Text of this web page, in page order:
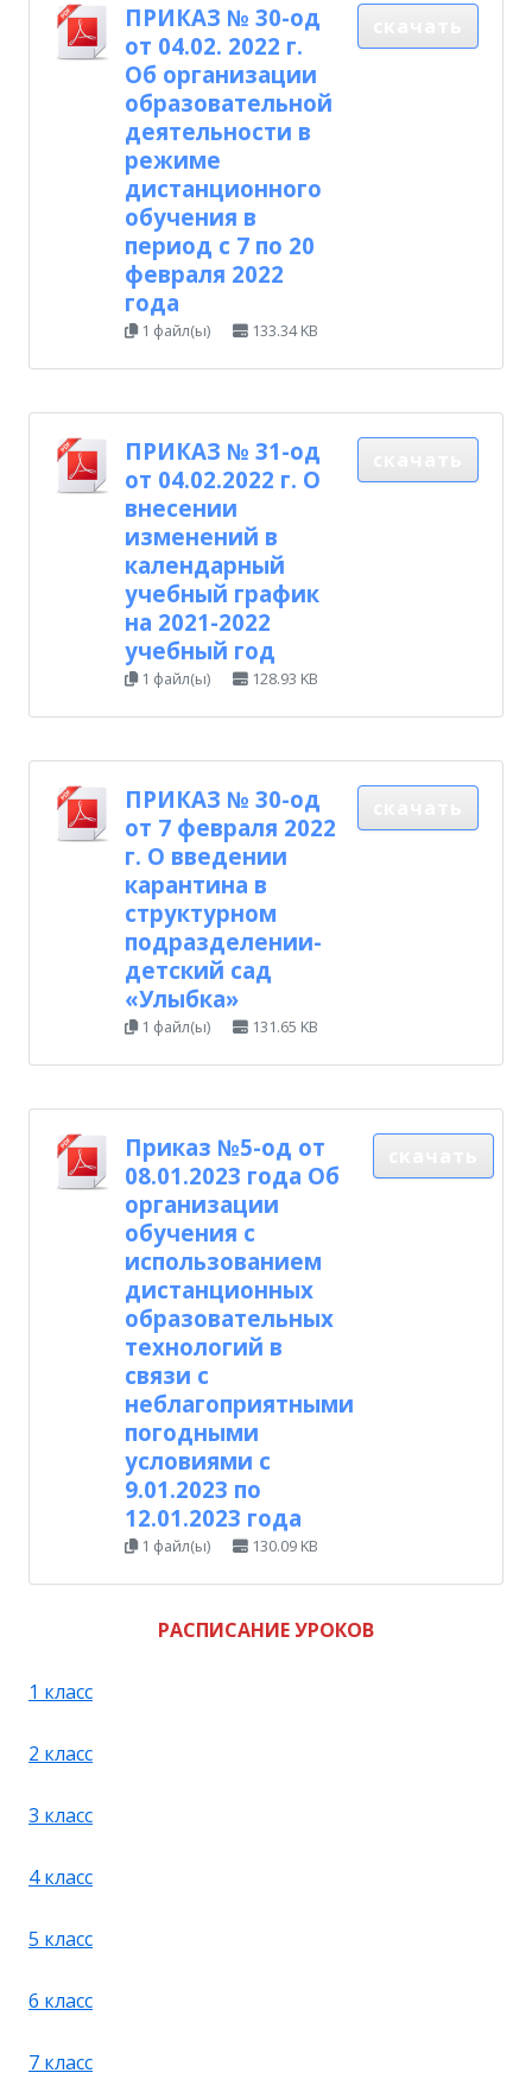
ПРИКАЗ № 30-од
от 04.02. 2022 г.
Об организации
образовательной
деятельности в
режиме
дистанционного
обучения в
период с 7 по 20
февраля 2022
года
1 файл(ы) 133.34 KB
ПРИКАЗ № 31-од
от 04.02.2022 г. О
внесении
изменений в
календарный
учебный график
на 2021-2022
учебный год
1 файл(ы) 128.93 KB
ПРИКАЗ № 30-од
от 7 февраля 2022
г. О введении
карантина в
структурном
подразделении-
детский сад
«Улыбка»
1 файл(ы) 131.65 KB
Приказ №5-од от
08.01.2023 года Об
организации
обучения с
использованием
дистанционных
образовательных
технологий в
связи с
неблагоприятными
погодными
условиями с
9.01.2023 по
12.01.2023 года
1 файл(ы) 130.09 KB
РАСПИСАНИЕ УРОКОВ
1 класс
2 класс
3 класс
4 класс
5 класс
6 класс
7 класс